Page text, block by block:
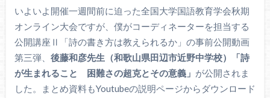
いよいよ開催一週間前に迫った全国大学国語教育学会秋期
オンライン大会ですが、僕がコーディネーターを担当する
公開講座Ⅱ「詩の書き方は教えられるか」の事前公開動画
第三弾、 後藤和彦先生（和歌山県田辺市近野中学校）「詩
が生まれること 困難さの超克とその意義」 が公開されま
した。まとめ資料もYoutubeの説明ページからダウンロード